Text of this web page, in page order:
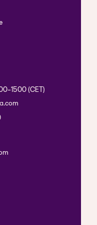
1500 (CET)